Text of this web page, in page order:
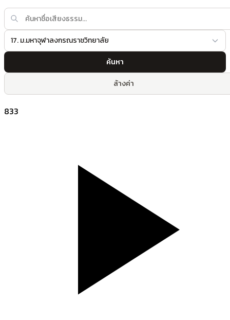
17. ม.มหาจุฬาลงกรณราชวิทยาลัย
ค้นหา
ล้างค่า
833